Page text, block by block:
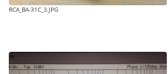
RCA_BA-31C_3.JPG